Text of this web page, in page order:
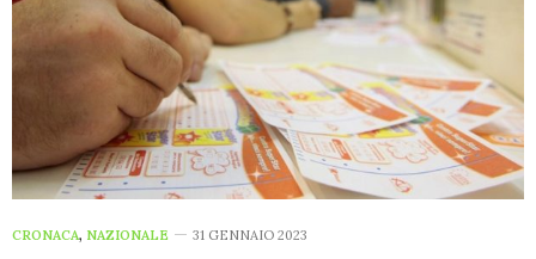
CRONACA, NAZIONALE 31 GENNAIO 2023